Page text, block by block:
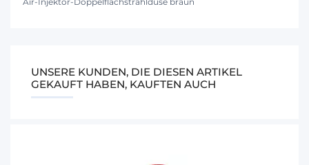
UNSERE KUNDEN, DIE DIESEN ARTIKEL
GEKAUFT HABEN, KAUFTEN AUCH